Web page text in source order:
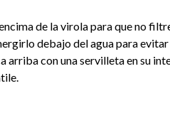
de la virola para que no
debajo del agua para
arriba con una servilleta en su